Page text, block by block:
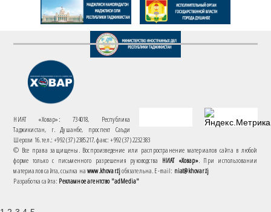
НИАТ «Ховар»: 734018, Республика
Таджикистан, г. Душанбе, проспект Саъди
Шерози 16. тел.: +992 (37) 2385217, факс: +992 (37) 2232383
© Все права защищены. Воспроизведение или распространение материалов сайта в любой
форме только с письменного разрешения руководства НИАТ «Ховар». При использовании
материалов сайта, ссылка наwww.khovar.tjобязательна. E-mail: niat@khovar.tj
Разработка сайта: Рекламное агентство "adMedia"